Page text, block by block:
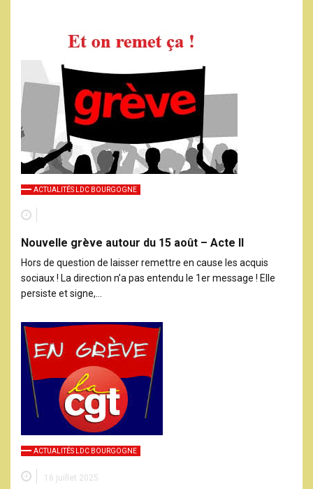
ACTUALITÉS LDC BOURGOGNE
Nouvelle grève autour du 15 août – Acte II
Hors de question de laisser remettre en cause les acquis
sociaux ! La direction n’a pas entendu le 1er message ! Elle
persiste et signe,…
ACTUALITÉS LDC BOURGOGNE
16 juillet 2025